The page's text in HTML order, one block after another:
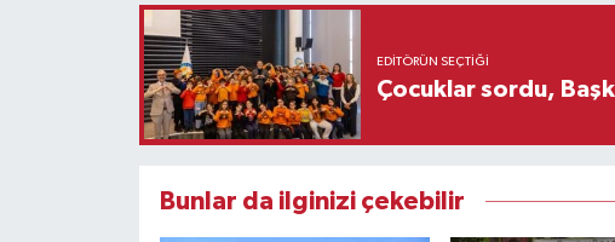
EDITÖRÜN SEÇTIĞI
Çocuklar sordu,
Bunlar da ilginizi çekebilir